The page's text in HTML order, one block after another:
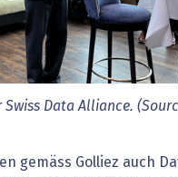
Data Alliance.
gemäss Golliez auch